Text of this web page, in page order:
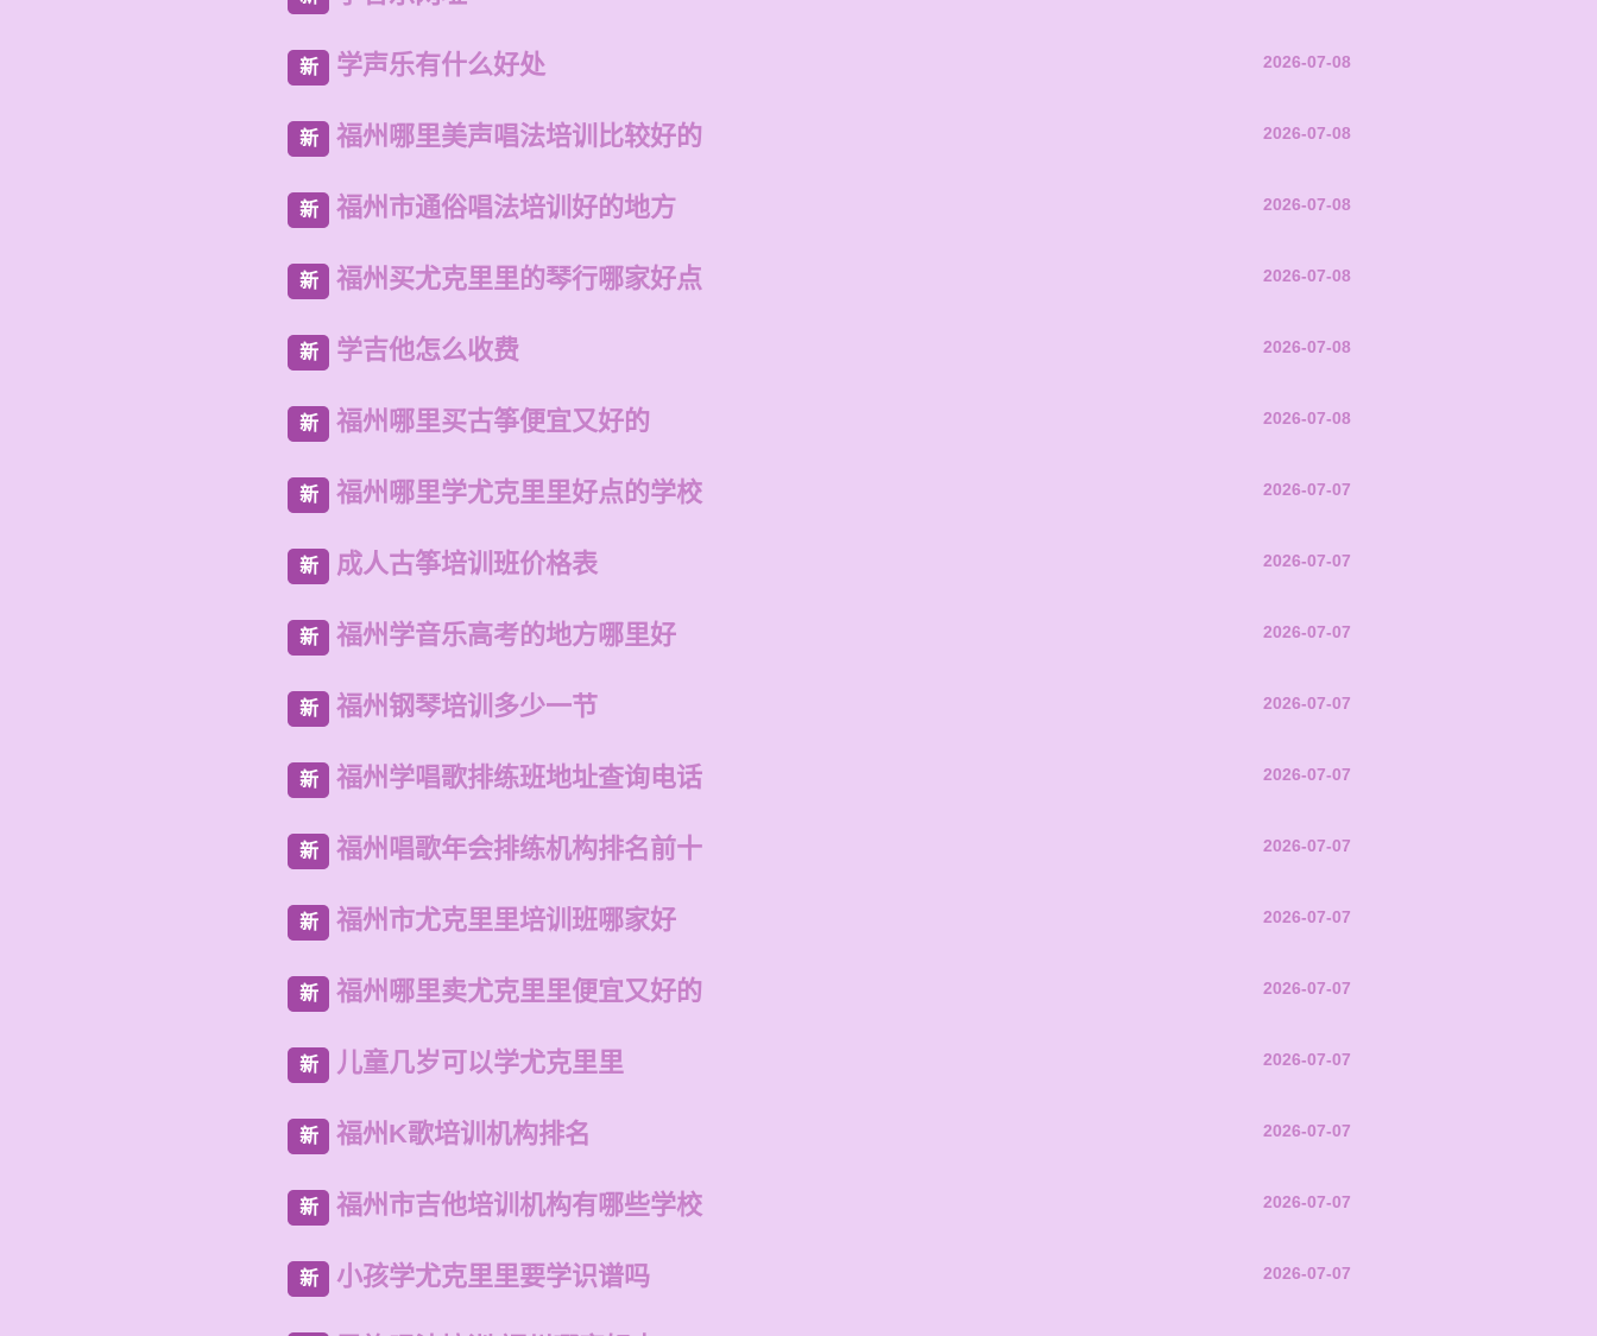
新 学声乐有什么好处 2026-07-08
新 福州哪里美声唱法培训比较好的 2026-07-08
新 福州市通俗唱法培训好的地方 2026-07-08
新 福州买尤克里里的琴行哪家好点 2026-07-08
新 学吉他怎么收费 2026-07-08
新 福州哪里买古筝便宜又好的 2026-07-08
新 福州哪里学尤克里里好点的学校 2026-07-07
新 成人古筝培训班价格表 2026-07-07
新 福州学音乐高考的地方哪里好 2026-07-07
新 福州钢琴培训多少一节 2026-07-07
新 福州学唱歌排练班地址查询电话 2026-07-07
新 福州唱歌年会排练机构排名前十 2026-07-07
新 福州市尤克里里培训班哪家好 2026-07-07
新 福州哪里卖尤克里里便宜又好的 2026-07-07
新 儿童几岁可以学尤克里里 2026-07-07
新 福州K歌培训机构排名 2026-07-07
新 福州市吉他培训机构有哪些学校 2026-07-07
新 小孩学尤克里里要学识谱吗 2026-07-07